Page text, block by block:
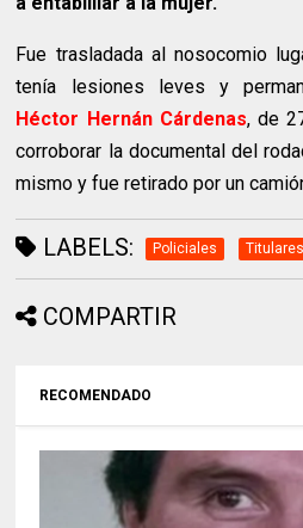
Fue trasladada al nosocomio
tenía lesiones leves y
Héctor Hernán Cárdenas, de
corroborar la documental del
mismo y fue retirado por un
LABELS: Policiales Titulares
COMPARTIR
RECOMENDADO